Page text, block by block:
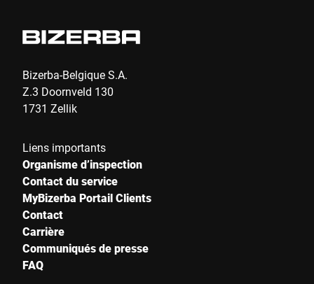
Bizerba-Belgique S.A.
Z.3 Doornveld 130
1731 Zellik
Liens importants
Organisme d’inspection
Contact du service
MyBizerba Portail Clients
Contact
Carrière
Communiqués de presse
FAQ